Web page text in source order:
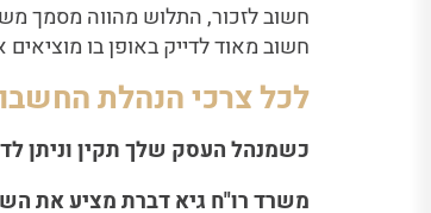
חשוב לזכור, התלוש מהווה מסמך
חשוב מאוד לדייק באופן בו
לכל צרכי הנהלת
כשמנהל העסק שלך תקין וניתן
משרד רו"ח גיא דברת מציע את